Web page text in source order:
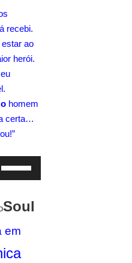
recebi.
estar ao
herói.
homem
certa…
para
ou
para
Soul
em